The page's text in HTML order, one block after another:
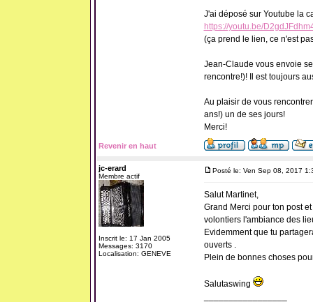
J'ai déposé sur Youtube la
https://youtu.be/
(ça prend le lien, ce n'est
Jean-Claude vous envoie
rencontre!)! Il est toujours
Au plaisir de vous
ans!) un de ses jours!
Merci!
Revenir en haut
jc-erard
Membre actif
Inscrit le: 17 Jan 2005
Messages: 3170
Localisation: GENEVE
Posté le: Ven Sep 08, 2017
Salut Martinet,
Grand Merci pour ton post
volontiers l'ambiance des
Evidemment que tu
ouverts .
Plein de bonnes choses
Salutaswing